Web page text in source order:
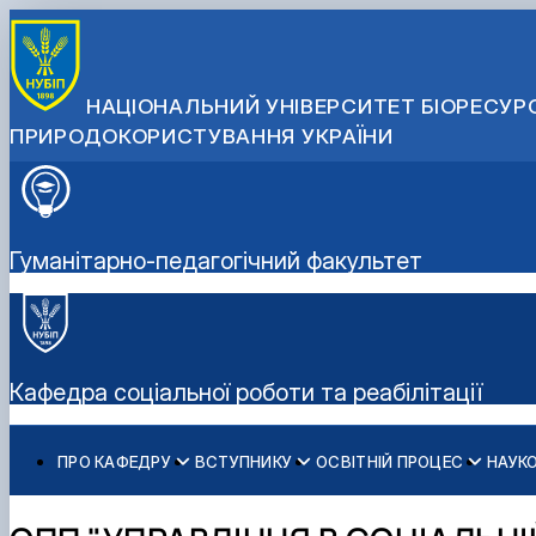
НАЦІОНАЛЬНИЙ УНІВЕРСИТЕТ
ПРИРОДОКОРИСТУВАННЯ УКРАЇНИ
Гуманітарно-педагогічний факультет
Кафедра соціальної роботи та реабілітації
ПРО КАФЕДРУ
Історія кафедри
ВСТУПНИКУ
Спеціальності бакалаврату
ОСВІТНІЙ ПРОЦЕС
Робочі програми
Наукові проекти
Договори про співпрацю